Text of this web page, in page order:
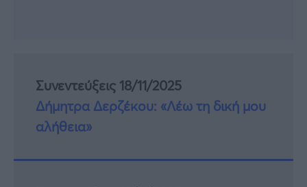
Συνεντεύξεις 18/11/2025
Δήμητρα Δερζέκου: «Λέω τη δική μου
αλήθεια»